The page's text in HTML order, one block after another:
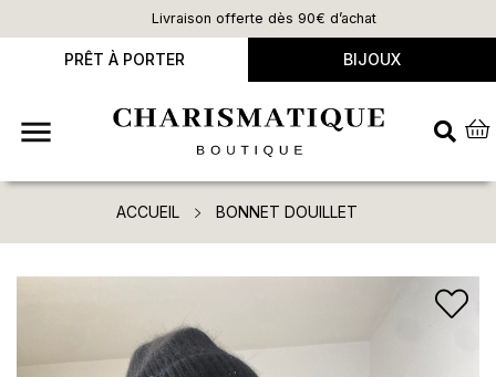
Livraison offerte dès 90€ d’achat
PRÊT À PORTER BIJOUX

ACCUEIL BONNET DOUILLET